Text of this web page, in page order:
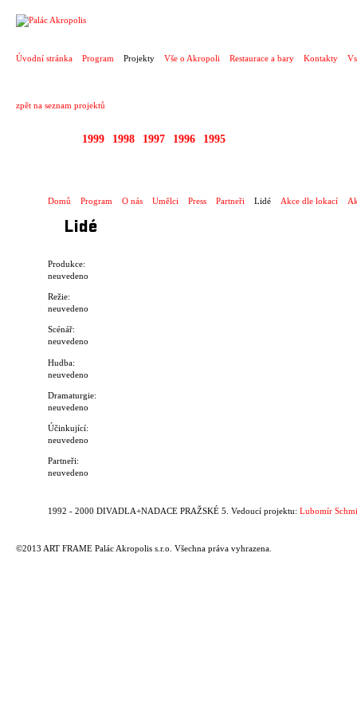
Úvodní stránka Program Projekty Vše o Akropoli Restaurace a bary Kontakty
zpět na seznam projektů
1999 1998 1997 1996 1995
Domů Program O nás Umělci Press Partneři Lidé Akce dle lokací
Lidé
Produkce:
neuvedeno
Režie:
neuvedeno
Scénář:
neuvedeno
Hudba:
neuvedeno
Dramaturgie:
neuvedeno
Účinkující:
neuvedeno
Partneři:
neuvedeno
1992 - 2000 DIVADLA+NADACE PRAŽSKÉ 5. Vedoucí projektu: Lubomír
©2013 ART FRAME Palác Akropolis s.r.o. Všechna práva vyhrazena.